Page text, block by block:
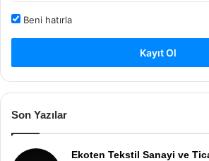
Beni hatırla
Kayıt Ol
Son Yazılar
Ekoten Tekstil Sanayi ve